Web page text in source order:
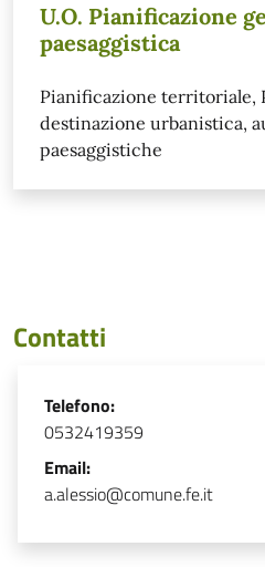
U.O. Pianificazione
paesaggistica
Pianificazione territoriale,
destinazione urbanistica,
paesaggistiche
Contatti
Telefono:
0532419359
Email:
a.alessio@comune.fe.it